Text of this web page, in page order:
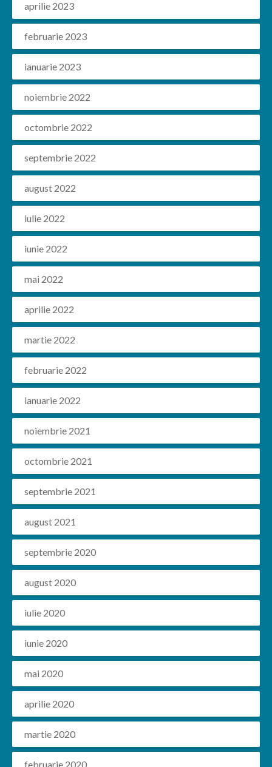
aprilie 2023
februarie 2023
ianuarie 2023
noiembrie 2022
octombrie 2022
septembrie 2022
august 2022
iulie 2022
iunie 2022
mai 2022
aprilie 2022
martie 2022
februarie 2022
ianuarie 2022
noiembrie 2021
octombrie 2021
septembrie 2021
august 2021
septembrie 2020
august 2020
iulie 2020
iunie 2020
mai 2020
aprilie 2020
martie 2020
februarie 2020